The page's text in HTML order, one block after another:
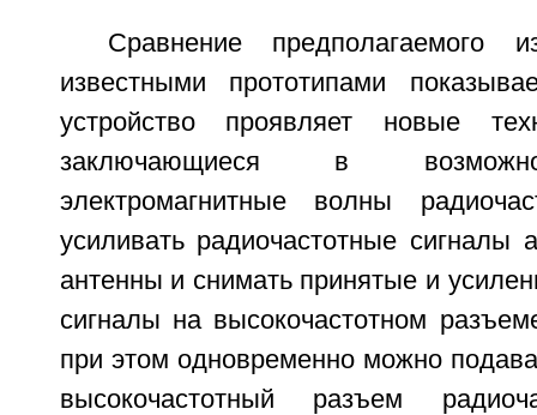
Сравнение предполагаемого
известными прототипами
устройство проявляет новые
заключающиеся в
электромагнитные волны
усиливать радиочастотные сигналы
антенны и снимать принятые и
сигналы на высокочастотном
при этом одновременно можно
высокочастотный разъем